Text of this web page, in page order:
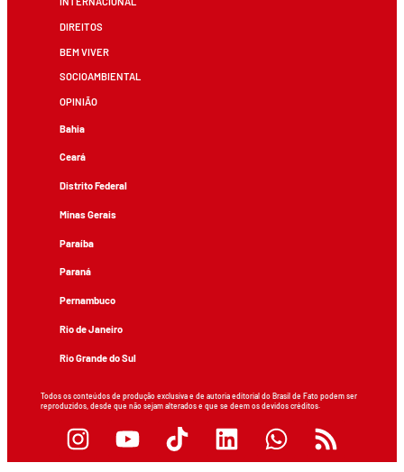
DIREITOS
BEM VIVER
SOCIOAMBIENTAL
OPINIÃO
Bahia
Ceará
Distrito Federal
Minas Gerais
Paraíba
Paraná
Pernambuco
Rio de Janeiro
Rio Grande do Sul
Todos os conteúdos de produção exclusiva e de autoria editorial do Brasil de Fato podem ser
reproduzidos, desde que não sejam alterados e que se deem os devidos créditos.